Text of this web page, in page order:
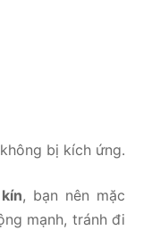
bị kích ứng.
, bạn nên mặc
mạnh, tránh đi